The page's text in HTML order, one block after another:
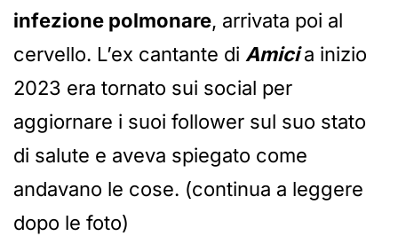
infezione polmonare, arrivata poi al
cervello. L’ex cantante di Amicia inizio
2023 era tornato sui social per
aggiornare i suoi follower sul suo stato
di salute e aveva spiegato come
andavano le cose. (continua a leggere
dopo le foto)